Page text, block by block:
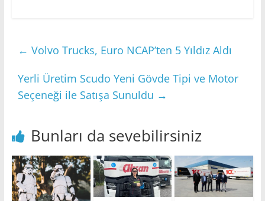
← Volvo Trucks, Euro NCAP’ten 5 Yıldız Aldı
Yerli Üretim Scudo Yeni Gövde Tipi ve Motor
Seçeneği ile Satışa Sunuldu →
Bunları da sevebilirsiniz